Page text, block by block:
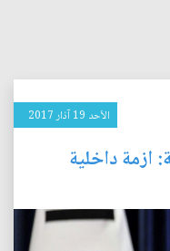
الأحد 19 آذار 2017
ازمة داخلية